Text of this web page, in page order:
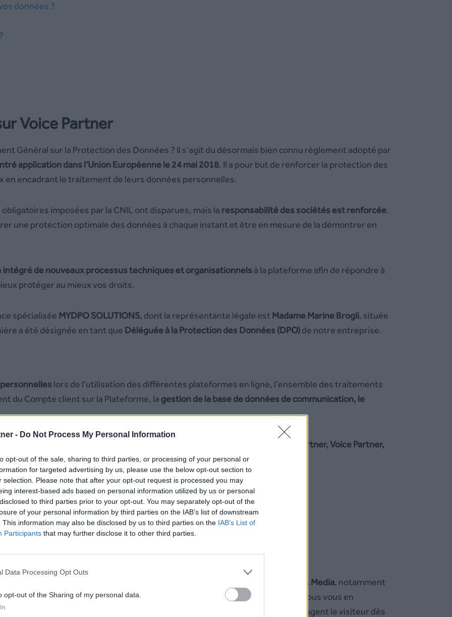
- Do Not Process My Personal Information
opt-out of the sale, sharing to third parties, or processing of your personal or
for targeted advertising by us, please use the below opt-out section to
selection. Please note that after your opt-out request is processed you may
interest-based ads based on personal information utilized by us or personal
to third parties prior to your opt-out. You may separately opt-out of the
of your personal information by third parties on the IAB’s list of downstream
This information may also be disclosed by us to third parties on the IAB’s List of
Participants that may further disclose it to other third parties.
Data Processing Opt Outs
opt-out of the Sharing of my personal data.
données ?
Voice Partner
Général sur la Protection des Données ? Il s’agit du désormais bien connu règlement adopté par
é application dans l’Union Européenne le 24 mai 2018. Il a pour but de renforcer la protection des
encadrant le traitement de leurs données personnelles.
imposées par la CNIL ont disparues, mais la responsabilité des sociétés est renforcée.
une protection optimale des données à chaque instant et être en mesure de la démontrer en
intégré de nouveaux processus techniques et organisationnelsà la plateforme afin de répondre à
protéger au mieux vos droits.
spécialisée MYDPO SOLUTIONS, dont la représentante légale est Madame Marine Brogli, située
a été désignée en tant que Déléguée à la Protection des Données (DPO)de notre entreprise.
lors de l’utilisation des différentes plateformes en ligne, l’ensemble des traitements
du Compte client sur la Plateforme, la gestion de la base de données de communication, le
NDA Media (marques SMS Partner, Voice Partner,
transmises lors de l’utilisation des sites suivants :
est susceptible d’être NDA Media, notamment
gislative réglementaire, jurisprudentielle ou technologique
. Dans un tel cas, nous vous en
clairement identifiée en tête de la présente politique. Ces modifications engagent le visiteur dès